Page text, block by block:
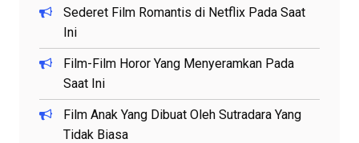
Sederet Film Romantis di Netflix Pada Saat
Ini
Film-Film Horor Yang Menyeramkan Pada
Saat Ini
Film Anak Yang Dibuat Oleh Sutradara Yang
Tidak Biasa